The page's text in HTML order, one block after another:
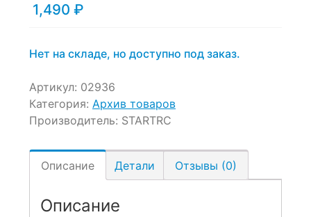
1,490 ₽
Нет на складе, но доступно под заказ.
Артикул: 02936
Категория: Архив товаров
Производитель: STARTRC
Описание Детали Отзывы (0)
Описание